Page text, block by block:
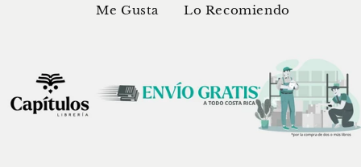
Me Gusta Lo Recomiendo